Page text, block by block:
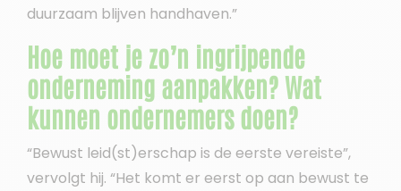
duurzaam blijven handhaven.”
Hoe moet je zo’n ingrijpende
onderneming aanpakken? Wat
kunnen ondernemers doen?
“Bewust leid(st)erschap is de eerste vereiste”,
vervolgt hij. “Het komt er eerst op aan bewust te